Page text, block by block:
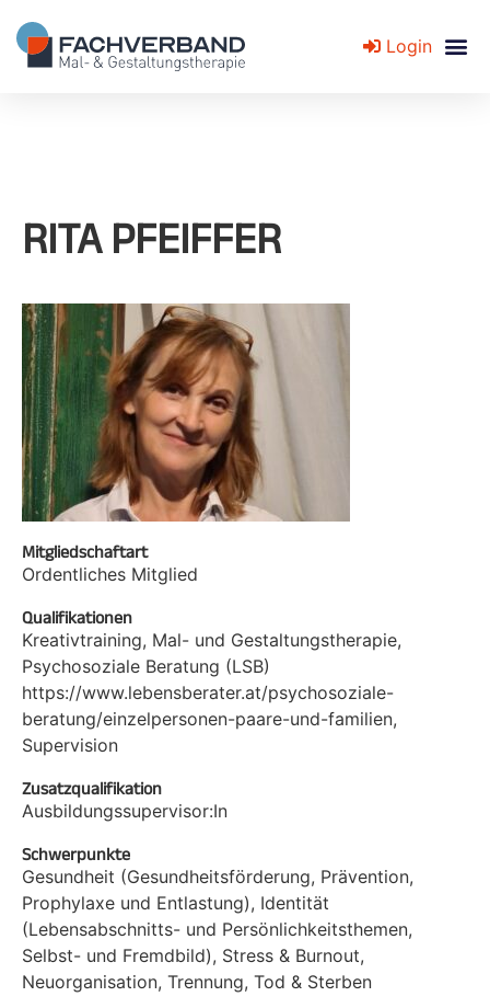
Login
RITA PFEIFFER
Mitgliedschaftart
Ordentliches Mitglied
Qualifikationen
Kreativtraining, Mal- und Gestaltungstherapie,
Psychosoziale Beratung (LSB)
https://www.lebensberater.at/psychosoziale-
beratung/einzelpersonen-paare-und-familien,
Supervision
Zusatzqualifikation
Ausbildungssupervisor:In
Schwerpunkte
Gesundheit (Gesundheitsförderung, Prävention,
Prophylaxe und Entlastung), Identität
(Lebensabschnitts- und Persönlichkeitsthemen,
Selbst- und Fremdbild), Stress & Burnout,
Neuorganisation, Trennung, Tod & Sterben